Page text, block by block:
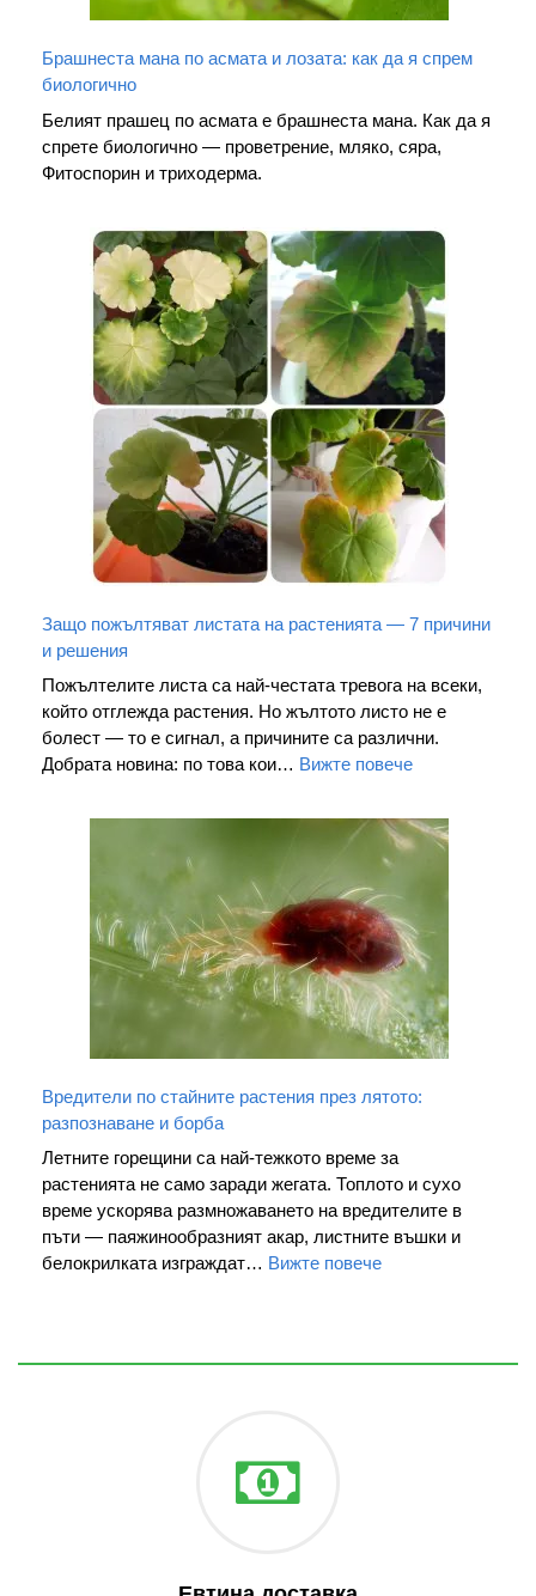
Брашнеста мана по асмата и лозата: как да я спрем
биологично
Белият прашец по асмата е брашнеста мана. Как да я
спрете биологично — проветрение, мляко, сяра,
Фитоспорин и триходерма.
Защо пожълтяват листата на растенията — 7 причини
и решения
Пожълтелите листа са най-честата тревога на всеки,
който отглежда растения. Но жълтото листо не е
болест — то е сигнал, а причините са различни.
Добрата новина: по това кои… Вижте повече
Вредители по стайните растения през лятото:
разпознаване и борба
Летните горещини са най-тежкото време за
растенията не само заради жегата. Топлото и сухо
време ускорява размножаването на вредителите в
пъти — паяжинообразният акар, листните въшки и
белокрилката изграждат… Вижте повече